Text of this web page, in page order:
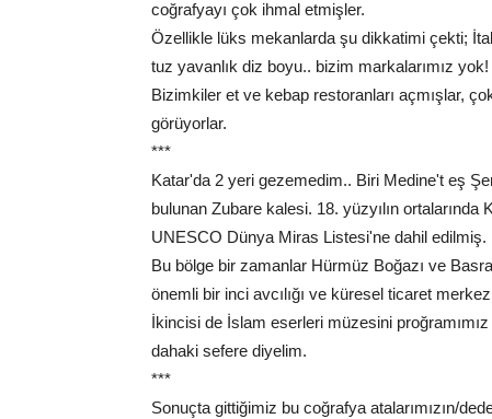
coğrafyayı çok ihmal etmişler.
Özellikle lüks mekanlarda şu dikkatimi çekti;
tuz yavanlık diz boyu.. bizim markalarımız yok!
Bizimkiler et ve kebap restoranları açmışlar,
görüyorlar.
***
Katar'da 2 yeri gezemedim.. Biri Medine't eş
bulunan Zubare kalesi. 18. yüzyılın
UNESCO Dünya Miras Listesi'ne dahil edilmiş.
Bu bölge bir zamanlar Hürmüz Boğazı ve
önemli bir inci avcılığı ve küresel ticaret
İkincisi de İslam eserleri müzesini
dahaki sefere diyelim.
***
Sonuçta gittiğimiz bu coğrafya atalarımızın/